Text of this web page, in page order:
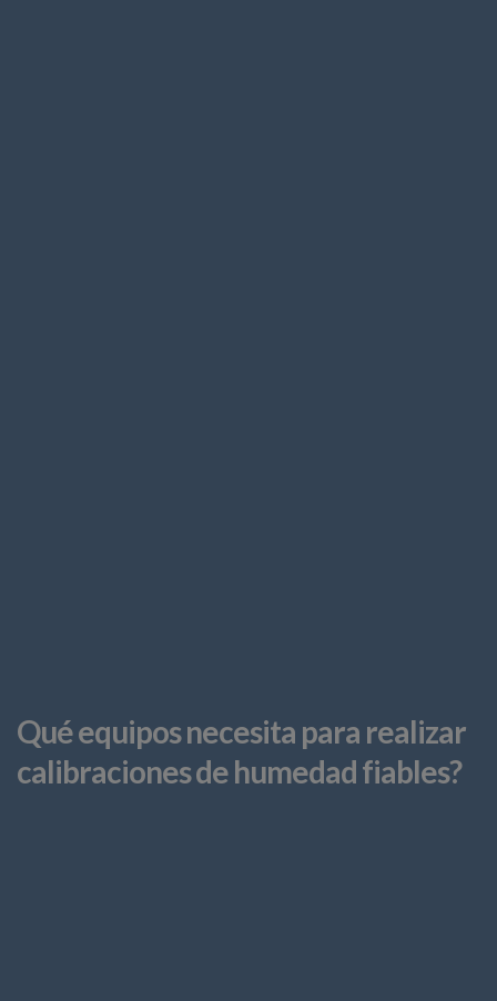
Qué equipos necesita para realizar
calibraciones de humedad fiables?